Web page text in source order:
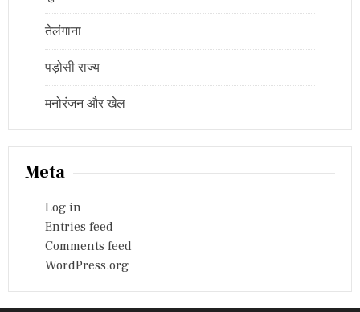
तेलंगाना
पड़ोसी राज्य
मनोरंजन और खेल
Meta
Log in
Entries feed
Comments feed
WordPress.org